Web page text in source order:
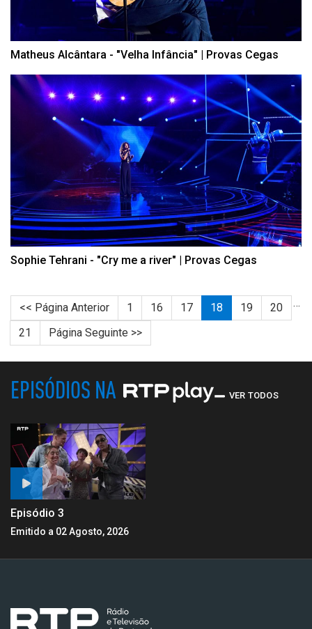
Matheus Alcântara - "Velha Infância" | Provas Cegas
Sophie Tehrani - "Cry me a river" | Provas Cegas
<< Página Anterior 1 …
16 17 18 19
20
21
Página Seguinte >>
EPISÓDIOS NA VER TODOS
Episódio 3
Emitido a 02 Agosto, 2026